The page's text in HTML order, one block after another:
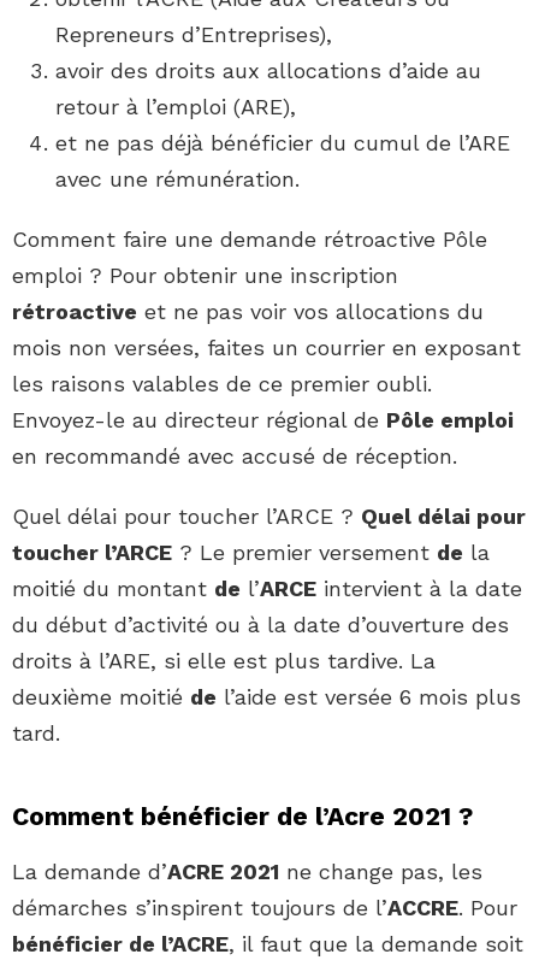
Repreneurs d’Entreprises),
avoir des droits aux allocations d’aide au
retour à l’emploi (ARE),
et ne pas déjà bénéficier du cumul de l’ARE
avec une rémunération.
Comment faire une demande rétroactive Pôle
emploi ? Pour obtenir une inscription
rétroactive et ne pas voir vos allocations du
mois non versées, faites un courrier en exposant
les raisons valables de ce premier oubli.
Envoyez-le au directeur régional de Pôle emploi
en recommandé avec accusé de réception.
Quel délai pour toucher l’ARCE ? Quel délai pour
toucher l’ARCE ? Le premier versement de la
moitié du montant de l’ARCE intervient à la date
du début d’activité ou à la date d’ouverture des
droits à l’ARE, si elle est plus tardive. La
deuxième moitié de l’aide est versée 6 mois plus
tard.
Comment bénéficier de l’Acre 2021 ?
La demande d’ACRE 2021 ne change pas, les
démarches s’inspirent toujours de l’ACCRE. Pour
bénéficier de l’ACRE, il faut que la demande soit